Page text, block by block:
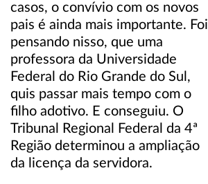
casos, o convívio com os novos
pais é ainda mais importante. Foi
pensando nisso, que uma
professora da Universidade
Federal do Rio Grande do Sul,
quis passar mais tempo com o
filho adotivo. E conseguiu. O
Tribunal Regional Federal da 4ª
Região determinou a ampliação
da licença da servidora.